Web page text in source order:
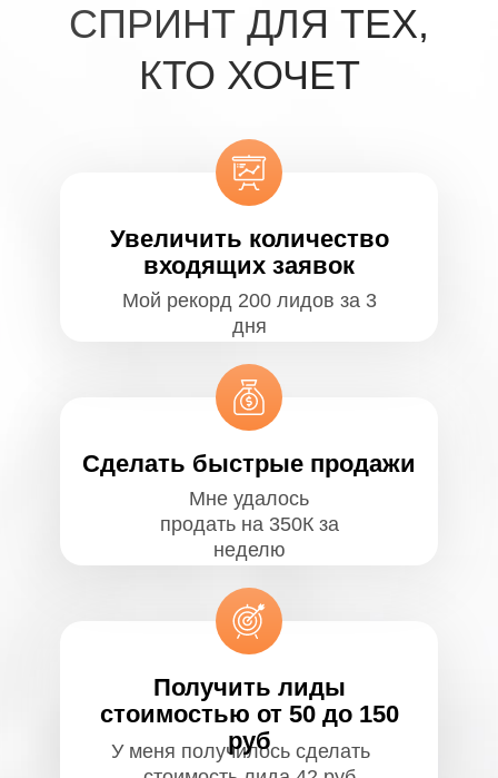
СПРИНТ ДЛЯ ТЕХ,
КТО ХОЧЕТ
Мой рекорд 200 лидов за 3
дня
Увеличить количество
входящих заявок
Сделать быстрые продажи
У меня получилось сделать
Получить лиды
стоимостью от 50 до 150
руб
Мне удалось
продать на 350К за
неделю